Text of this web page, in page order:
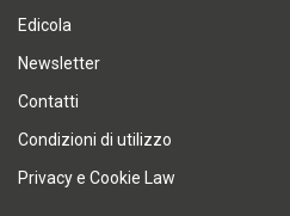
Edicola
Newsletter
Contatti
Condizioni di utilizzo
Privacy e Cookie Law